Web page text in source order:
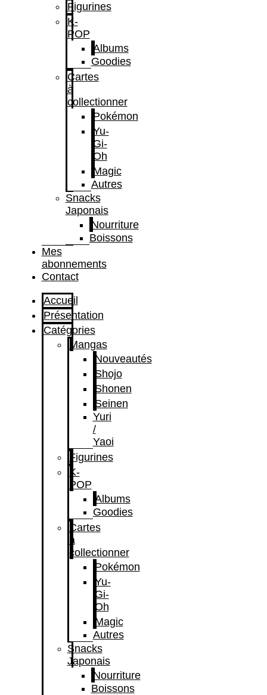
Figurines
K-
POP
Albums
Goodies
Cartes
à
collectionner
Pokémon
Yu-
Gi-
Oh
Magic
Autres
Snacks
Japonais
Nourriture
Boissons
Mes
abonnements
Contact
Accueil
Présentation
Catégories
Mangas
Nouveautés
Shojo
Shonen
Seinen
Yuri
/
Yaoi
Figurines
K-
POP
Albums
Goodies
Cartes
à
collectionner
Pokémon
Yu-
Gi-
Oh
Magic
Autres
Snacks
Japonais
Nourriture
Boissons